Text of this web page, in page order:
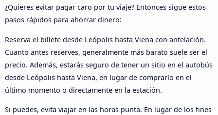
¿Quieres evitar pagar caro por tu viaje? Entonces sigue estos
pasos rápidos para ahorrar dinero:
Reserva el billete desde Leópolis hasta Viena con antelación.
Cuanto antes reserves, generalmente más barato suele ser el
precio. Además, estarás seguro de tener un sitio en el autobús
desde Leópolis hasta Viena, en lugar de comprarlo en el
último momento o directamente en la estación.
Si puedes, evita viajar en las horas punta. En lugar de los fines